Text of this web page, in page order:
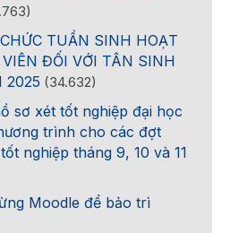
TUẦN SINH HOẠT
ĐỐI VỚI TÂN SINH
2025 (34.632)
sơ xét tốt nghiệp đại học
trình cho các đợt
nghiệp tháng 9, 10 và 11
Moodle để bảo trì